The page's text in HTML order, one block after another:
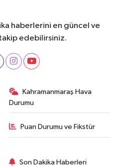
haberlerini en güncel ve
edebilirsiniz.
Kahramanmaraş Hava
Durumu
Puan Durumu ve Fikstür
Son Dakika Haberleri